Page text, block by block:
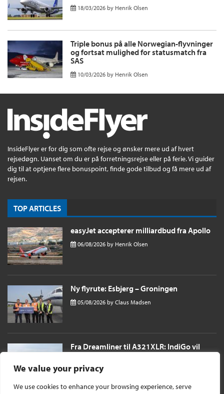
We value your privacy
We use cookies to enhance your browsing experience, serve
18/03/2026 by Henrik Olsen
Triple bonus på alle Norwegian-flyvninger
og fortsat mulighed for statusmatch fra
SAS
10/03/2026 by Henrik Olsen
InsideFlyer er for dig som ofte rejse og ønsker mere ud af hvert
rejsedøgn. Uanset om du er på forretningsrejse eller på ferie. Vi guider
dig til at optjene flere bonuspoint, finde gode tilbud og få mere ud af
rejsen.
TOP ARTICLES
easyJet accepterer milliardbud fra Apollo
06/08/2026 by Henrik Olsen
Ny flyrute: Esbjerg – Groningen
05/08/2026 by Claus Madsen
Fra Dreamliner til A321XLR: IndiGo vil
sende passagerer næsten 11 timer til
London i et single aisle fly